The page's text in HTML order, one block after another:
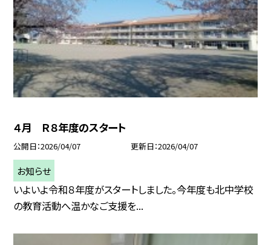
４月 Ｒ８年度のスタート
公開日 2026/04/07 更新日 2026/04/07
お知らせ
いよいよ令和８年度がスタートしました。今年度も北中学校
の教育活動へ温かなご支援を...